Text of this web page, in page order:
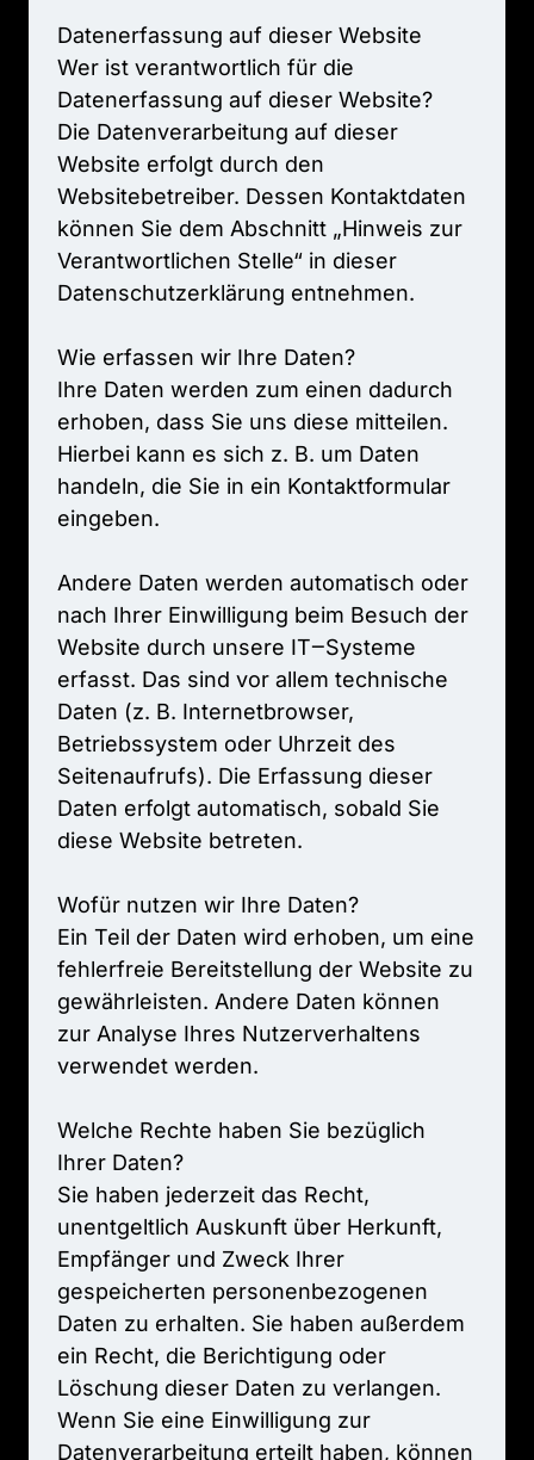
Datenerfassung auf dieser Website
Wer ist verantwortlich für
Datenerfassung auf dieser Website?
Die Datenverarbeitung auf
Website erfolgt durch
Websitebetreiber. Dessen
können Sie dem Abschnitt „Hinweis
Verantwortlichen Stelle“ in
Datenschutzerklärung entnehmen.
Wie erfassen wir Ihre Daten?
Ihre Daten werden zum einen
erhoben, dass Sie uns diese
Hierbei kann es sich z. B. um
handeln, die Sie in ein
eingeben.
Andere Daten werden automatisch
nach Ihrer Einwilligung beim Besuch
Website durch unsere IT‒
erfasst. Das sind vor allem
Daten (z. B.
Betriebssystem oder Uhrzeit
Seitenaufrufs). Die Erfassung
Daten erfolgt automatisch, sobald
diese Website betreten.
Wofür nutzen wir Ihre Daten?
Ein Teil der Daten wird erhoben, um
fehlerfreie Bereitstellung der Website
gewährleisten. Andere Daten
zur Analyse Ihres
verwendet werden.
Welche Rechte haben Sie
Ihrer Daten?
Sie haben jederzeit das
unentgeltlich Auskunft über
Empfänger und Zweck
gespeicherten
Daten zu erhalten. Sie haben
ein Recht, die Berichtigung
Löschung dieser Daten zu
Wenn Sie eine Einwilligung
Datenverarbeitung erteilt haben,